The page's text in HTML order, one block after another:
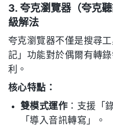
3. 夸克瀏覽器（夸克
級解法
夸克瀏覽器不僅是搜尋
記」功能對於偶爾有轉
利。
核心特點：
雙模式運作 ：支援「
「導入音訊轉寫」。